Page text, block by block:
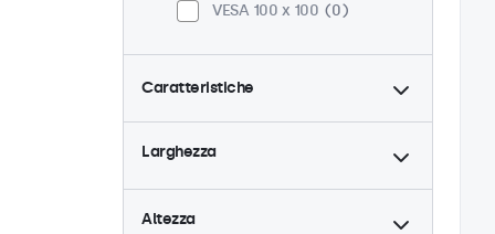
VESA 100 x 100
0
Caratteristiche
4:3 / 5:4
0
9-36 Volt
Dimmerabile
1
Lettore multimediale USB
Larghezza
Altezza